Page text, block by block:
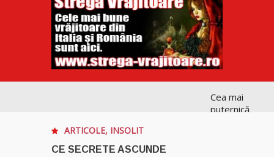
Cea mai
puternică
ARTICOLE, INSOLIT
CE SECRETE ASCUNDE